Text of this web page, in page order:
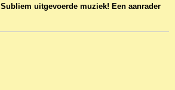
Subliem uitgevoerde muziek! Een aanrader